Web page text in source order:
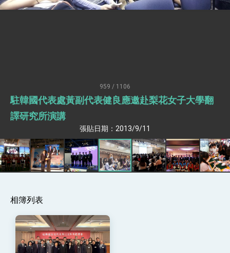
外交部長林佳龍於《外交事務》撰文指出：自由
外交部長林佳龍午宴歡迎美國聯邦參議員蓋耶哥
訪問團
外交部長林佳龍接見美國智庫「德國馬歇爾基金
會」訪問團一行，深化跨大西洋戰略夥伴關係
成「臺美對等貿易協定」簽署
卓揆：臺美關稅談判階段性結果有助臺灣取得有
利戰略地位 全力支持「臺美對等貿易協定」簽署
民調顯示多數國人滿意政府外交表現，高度支持
「總合外交」與台歐美日關係深化
總統以「韌性之島，希望之光」為題發表2026新
年談話
959 / 1106
駐韓國代表處黃副代表健良應邀赴梨花女子大學翻
譯研究所演講
張貼日期：2013/9/11
相簿列表